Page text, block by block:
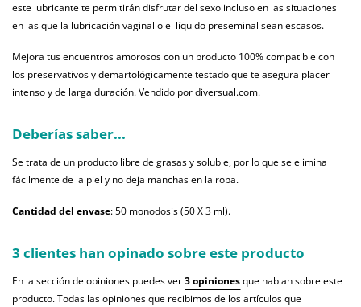
este lubricante te permitirán disfrutar del sexo incluso en las situaciones
en las que la lubricación vaginal o el líquido preseminal sean escasos.
Mejora tus encuentros amorosos con un producto 100% compatible con
los preservativos y demartológicamente testado que te asegura placer
intenso y de larga duración. Vendido por diversual.com.
Deberías saber...
Se trata de un producto libre de grasas y soluble, por lo que se elimina
fácilmente de la piel y no deja manchas en la ropa.
Cantidad del envase: 50 monodosis (50 X 3 ml).
3 clientes han opinado sobre este producto
En la sección de opiniones puedes ver3 opinionesque hablan sobre este
producto. Todas las opiniones que recibimos de los artículos que